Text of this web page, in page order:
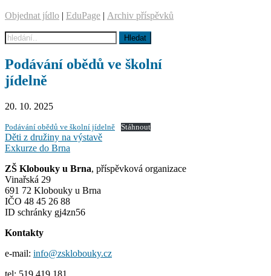
Objednat jídlo | EduPage | Archiv příspěvků
Podávání obědů ve školní
jídelně
20. 10. 2025
Podávání obědů ve školní jídelně Stáhnout
Navigace
pro
příspěvek
Děti z družiny na výstavě
Exkurze do Brna
ZŠ Klobouky u Brna, příspěvková organizace
Vinařská 29
691 72 Klobouky u Brna
IČO 48 45 26 88
ID schránky gj4zn56
Kontakty
e-mail: info@zsklobouky.cz
tel: 519 419 181